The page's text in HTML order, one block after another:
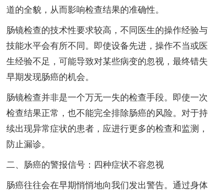
道的全貌，从而影响检查结果的准确性。
肠镜检查的技术性要求较高，不同医生的操作经验与
技能水平会有所不同。即使设备先进，操作不当或医
生经验不足，可能导致对某些病变的忽视，最终错失
早期发现肠癌的机会。
肠镜检查并非是一个万无一失的检查手段。即使一次
检查结果正常，也不能完全排除肠癌的风险。对于持
续出现异常症状的患者，应进行更多的检查和监测，
防止漏诊。
二、肠癌的警报信号：四种症状不容忽视
肠癌往往会在早期悄悄地向我们发出警告。通过身体